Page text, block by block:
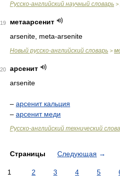
Русско-английский научный словарь >
19
метаарсенит
arsenite, meta-arsenite
Новый русско-английский словарь >
20
арсенит
arsenite
– арсенит кальция
– арсенит меди
Русско-английский технический
Страницы Следующая →
1 2 3 4 5